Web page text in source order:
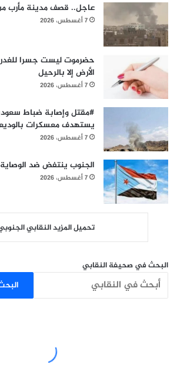
عاجل.. قصف مدينة مأرب
7 أغسطس، 2026
حضرموت ليست جسرا للغدر
الأرض إلا بالرحيل
7 أغسطس، 2026
#مقتل وإصابة ضباط
يستهدف معسكرات
7 أغسطس، 2026
الجنوب ينتفض ضد الوصاية
7 أغسطس، 2026
تحميل المزيد النقابي
البحث في صحيفة النقابي